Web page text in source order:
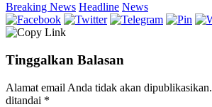
Breaking News Headline News
Tinggalkan Balasan
Alamat email Anda tidak akan dipublikasikan.
ditandai *